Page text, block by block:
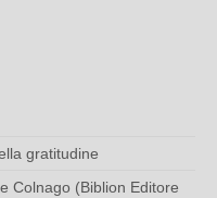
gratitudine
Colnago (Biblion Editore